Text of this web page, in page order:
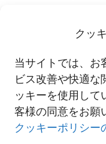
クッ
当サイトでは、お
ビス改善や快適な
ッキーを使用して
客様の同意をお願
クッキーポリシー